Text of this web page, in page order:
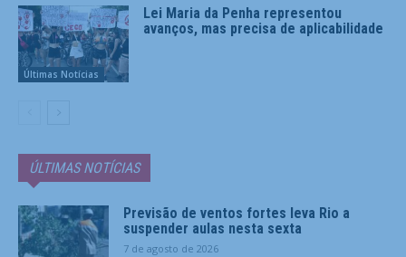
Últimas Notícias
Lei Maria da Penha representou
avanços, mas precisa de aplicabilidade
ÚLTIMAS NOTÍCIAS
Previsão de ventos fortes leva Rio a
suspender aulas nesta sexta
7 de agosto de 2026